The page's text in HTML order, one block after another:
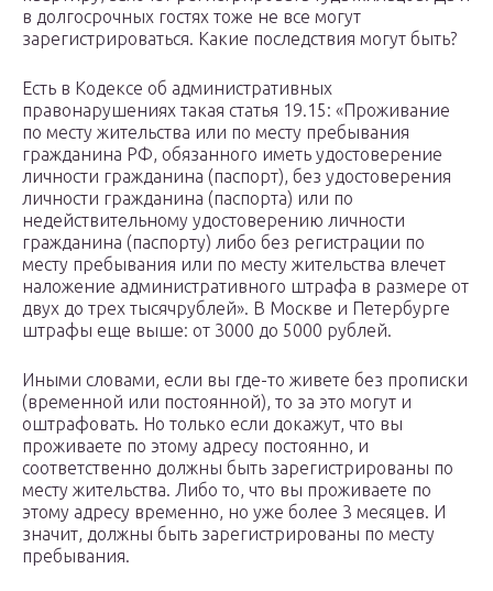
в долгосрочных гостях тоже не все могут
зарегистрироваться. Какие последствия могут быть?
Есть в Кодексе об административных
правонарушениях такая статья 19.15: «Проживание
по месту жительства или по месту пребывания
гражданина РФ, обязанного иметь удостоверение
личности гражданина (паспорт), без удостоверения
личности гражданина (паспорта) или по
недействительному удостоверению личности
гражданина (паспорту) либо без регистрации по
месту пребывания или по месту жительства влечет
наложение административного штрафа в размере от
двух до трех тысячрублей». В Москве и Петербурге
штрафы еще выше: от 3000 до 5000 рублей.
Иными словами, если вы где-то живете без прописки
(временной или постоянной), то за это могут и
оштрафовать. Но только если докажут, что вы
проживаете по этому адресу постоянно, и
соответственно должны быть зарегистрированы по
месту жительства. Либо то, что вы проживаете по
этому адресу временно, но уже более 3 месяцев. И
значит, должны быть зарегистрированы по месту
пребывания.